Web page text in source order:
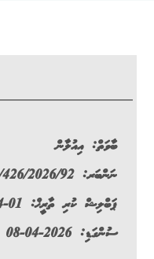
ބާވަތް:އިއުލާން
ނަންބަރ:2026/92
ޕަބްލިޝް ކުރި ތާރީޚް: 01-04-2026
ސުންގަޑި: 2026-04-08 14:00:00